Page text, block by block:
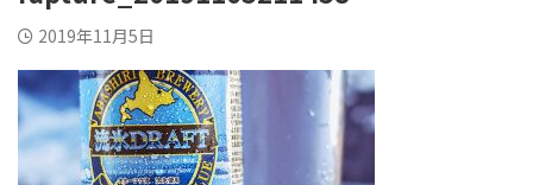
2019年11月5日